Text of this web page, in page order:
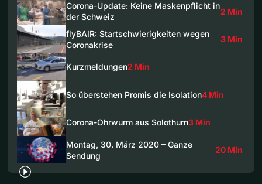
Corona-Update: Keine Maskenpflicht in
der Schweiz
2 Min
flyBAIR: Startschwierigkeiten wegen
Coronakrise
3 Min
Kurzmeldungen2 Min
So überstehen Promis die Isolation4 Min
Corona-Ohrwurm aus Solothurn3 Min
Montag, 30. März 2020 – Ganze
Sendung
20 Min